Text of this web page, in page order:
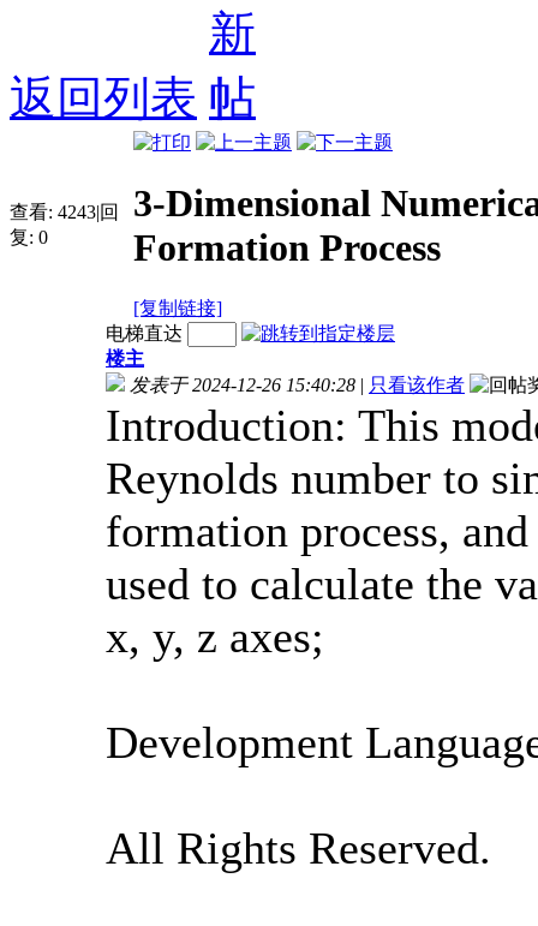
返回列表
查看: 4243|回
复: 0
3-Dimensional
Formation Process
[复制链接]
电梯直达
楼主
发表于 2024-12-26 15:40:28 | 只看该作者
Introduction: This
Reynolds number to
formation process,
used to calculate the
x, y, z axes;
Development
All Rights Reserved.